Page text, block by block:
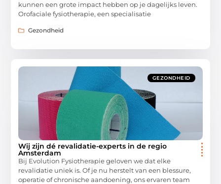
kunnen een grote impact hebben op je dagelijks leven.
Orofaciale fysiotherapie, een specialisatie
Gezondheid
GEZONDHEID
Wij zijn dé revalidatie-experts in de regio
Amsterdam
Bij Evolution Fysiotherapie geloven we dat elke
revalidatie uniek is. Of je nu herstelt van een blessure,
operatie of chronische aandoening, ons ervaren team